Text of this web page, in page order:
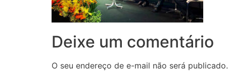
Deixe um comentário
O seu endereço de e-mail não será publicado.